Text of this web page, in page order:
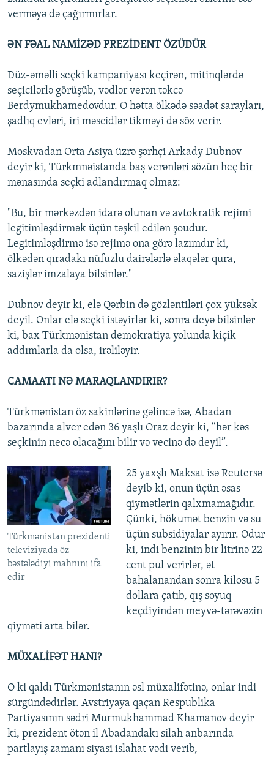
verməyə də çağırmırlar.
ƏN FƏAL NAMİZƏD PREZİDENT ÖZÜDÜR
Düz-əməlli seçki kampaniyası keçirən, mitinqlərdə
seçicilərlə görüşüb, vədlər verən təkcə
Berdymukhamedovdur. O hətta ölkədə səadət sarayları,
şadlıq evləri, iri məscidlər tikməyi də söz verir.
Moskvadan Orta Asiya üzrə şərhçi Arkady Dubnov
deyir ki, Türkmnəistanda baş verənləri sözün heç bir
mənasında seçki adlandırmaq olmaz:
"Bu, bir mərkəzdən idarə olunan və avtokratik rejimi
legitimləşdirmək üçün təşkil edilən şoudur.
Legitimləşdirmə isə rejimə ona görə lazımdır ki,
ölkədən qıradakı nüfuzlu dairələrlə əlaqələr qura,
sazişlər imzalaya bilsinlər."
Dubnov deyir ki, elə Qərbin də gözləntiləri çox yüksək
deyil. Onlar elə seçki istəyirlər ki, sonra deyə bilsinlər
ki, bax Türkmənistan demokratiya yolunda kiçik
addımlarla da olsa, irəliləyir.
CAMAATI NƏ MARAQLANDIRIR?
Türkmənistan öz sakinlərinə gəlincə isə, Abadan
bazarında alver edən 36 yaşlı Oraz deyir ki, “hər kəs
seçkinin necə olacağını bilir və vecinə də deyil”.
Türkmənistan prezidenti
televiziyada öz
bəstələdiyi mahnını ifa
edir
25 yaxşlı Maksat isə Reutersə
deyib ki, onun üçün əsas
qiymətlərin qalxmamağıdır.
Çünki, hökumət benzin və su
üçün subsidiyalar ayırır. Odur
ki, indi benzinin bir litrinə 22
cent pul verirlər, ət
bahalanandan sonra kilosu 5
dollara çatıb, qış soyuq
keçdiyindən meyvə-tərəvəzin
qiyməti arta bilər.
MÜXALİFƏT HANI?
O ki qaldı Türkmənistanın əsl müxalifətinə, onlar indi
sürgündədirlər. Avstriyaya qaçan Respublika
Partiyasının sədri Murmukhammad Khamanov deyir
ki, prezident ötən il Abadandakı silah anbarında
partlayış zamanı siyasi islahat vədi verib,